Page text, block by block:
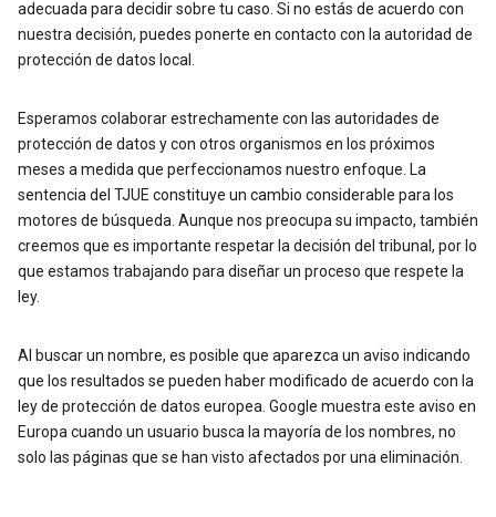
adecuada para decidir sobre tu caso. Si no estás de acuerdo con
nuestra decisión, puedes ponerte en contacto con la autoridad de
protección de datos local.
Esperamos colaborar estrechamente con las autoridades de
protección de datos y con otros organismos en los próximos
meses a medida que perfeccionamos nuestro enfoque. La
sentencia del TJUE constituye un cambio considerable para los
motores de búsqueda. Aunque nos preocupa su impacto, también
creemos que es importante respetar la decisión del tribunal, por lo
que estamos trabajando para diseñar un proceso que respete la
ley.
Al buscar un nombre, es posible que aparezca un aviso indicando
que los resultados se pueden haber modificado de acuerdo con la
ley de protección de datos europea. Google muestra este aviso en
Europa cuando un usuario busca la mayoría de los nombres, no
solo las páginas que se han visto afectados por una eliminación.